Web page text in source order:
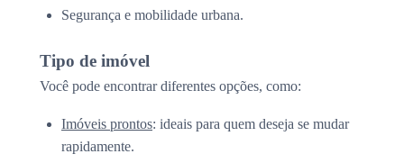
Segurança e mobilidade urbana.
Tipo de imóvel
Você pode encontrar diferentes opções, como:
Imóveis prontos: ideais para quem deseja se mudar
rapidamente.